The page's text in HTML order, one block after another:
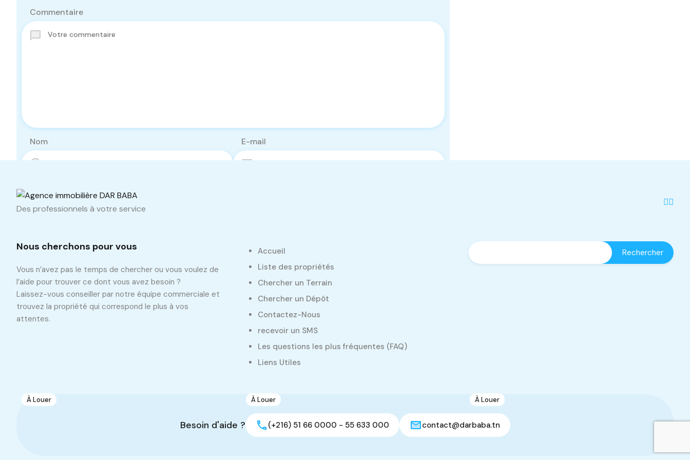
Commentaire
Nom E-mail
Même Statut (Vente/Location)
À Louer À Louer
Dépôt de 180 m2
Oued Ellil, Manouba
À Louer
Spacieuse Villa S+3
Manouba, Tunisie
Des professionnels à votre service
Nous cherchons pour vous
Vous n’avez pas le temps de chercher ou vous voulez de
l’aide pour trouver ce dont vous avez besoin ?
Laissez-vous conseiller par notre équipe commerciale et
trouvez la propriété qui correspond le plus à vos
attentes.
Accueil
Liste des propriétés
Chercher un Terrain
Chercher un Dépôt
Contactez-Nous
recevoir un SMS
Les questions les plus fréquentes (FAQ)
Liens Utiles
Besoin d'aide ? (+216) 51 66 0000 - 55 633 000 contact@darbaba.tn